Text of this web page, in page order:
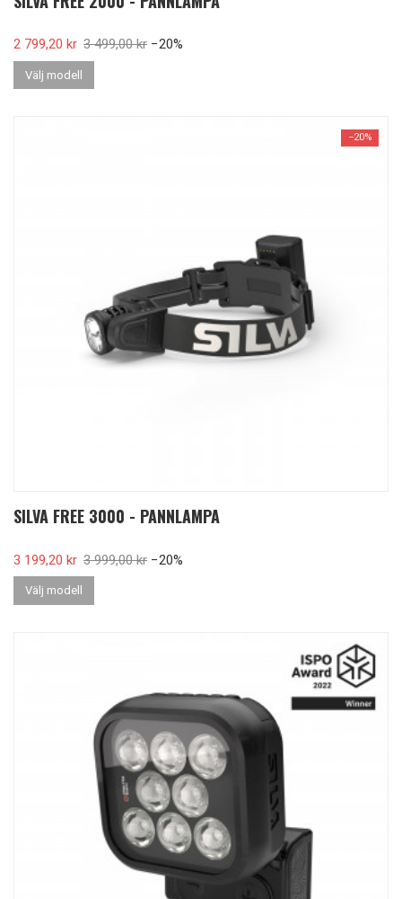
Pris
2 799,20 kr Ordinarie pris
3 499,00 kr −20%
Välj modell
−20%
SILVA FREE 3000 - PANNLAMPA
Pris
3 199,20 kr Ordinarie pris
3 999,00 kr −20%
Välj modell